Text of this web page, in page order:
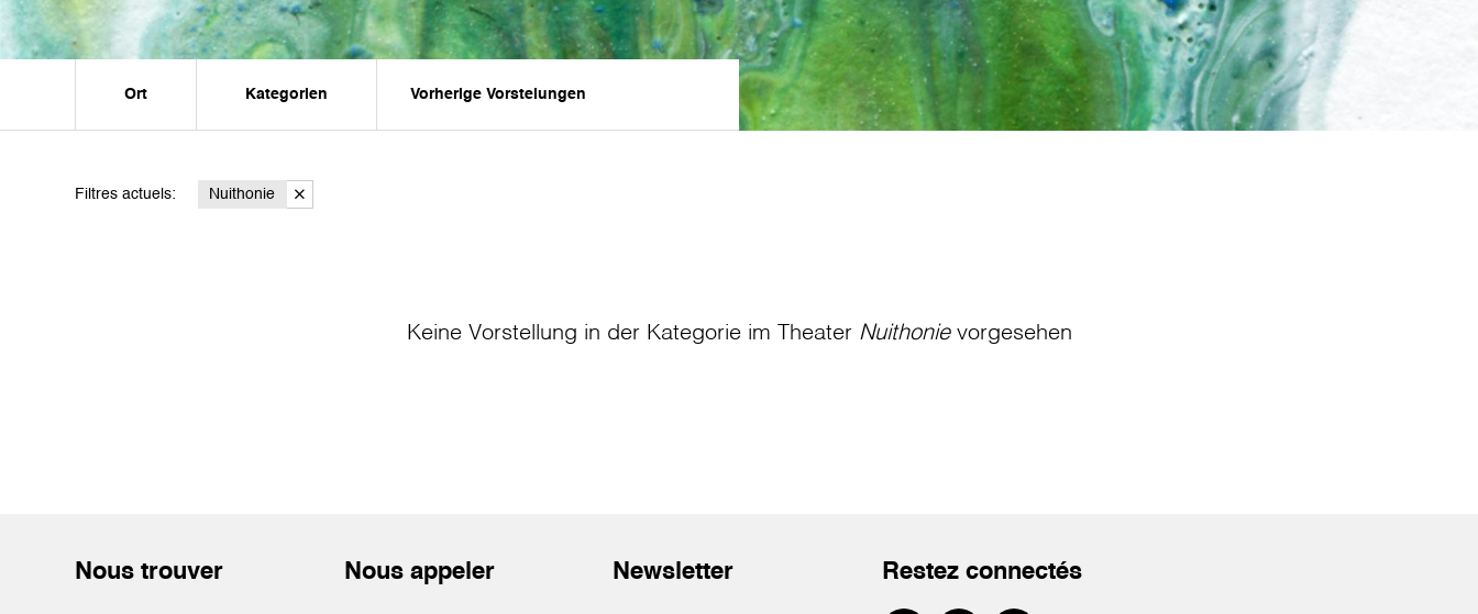
Ort Kategorien Vorherige Vorstelungen
Filtres actuels: Nuithonie
Keine Vorstellung in der Kategorie im Theater Nuithonievorgesehen
Nous trouver Nous appeler Newsletter Restez connectés